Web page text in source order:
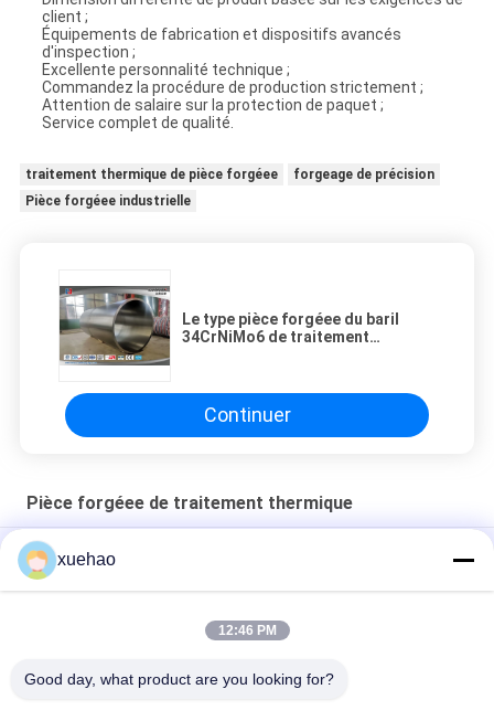
client ;
Équipements de fabrication et dispositifs avancés
d'inspection ;
Excellente personnalité technique ;
Commandez la procédure de production strictement ;
Attention de salaire sur la protection de paquet ;
Service complet de qualité.
traitement thermique de pièce forgéee
forgeage de précision
Pièce forgéee industrielle
Le type pièce forgéee du baril
34CrNiMo6 de traitement
Continuer
Pièce forgéee de traitement thermique
Baril en acier allié forgé à haute température UNS N06617
Forgeage de tuyaux en alliage d'acier QT 9000MM
le type pièce forgéee du baril 34CrNiMo6 de traitement
xuehao
12:46 PM
Good day, what product are you looking for?